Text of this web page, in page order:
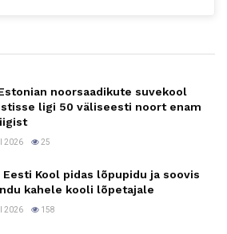
noorsaadikute suvekool
ligi 50 väliseesti noort enam
2026 25
Eesti Kool pidas lõpupidu ja soovis
kahele kooli lõpetajale
2026 158